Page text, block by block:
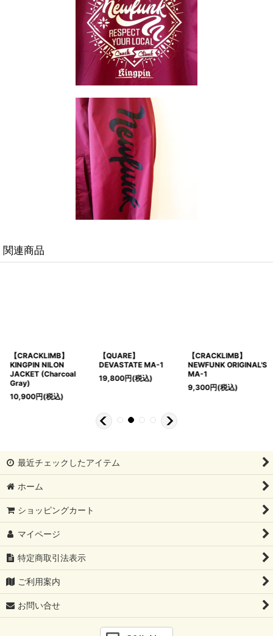
関連商品
【QUARE】
DEVASTATE MA-1
19,800円 (税込)
【CRACKLIMB】
NEWFUNK ORIGINAL'S
MA-1
【CRACKLIMB】
BLACK PANTHER
DENIM JACKET
16,900円(税込)
最近チェックしたアイテム
ホーム
ショッピングカート
マイページ
特定商取引法表示
ご利用案内
お問い合せ